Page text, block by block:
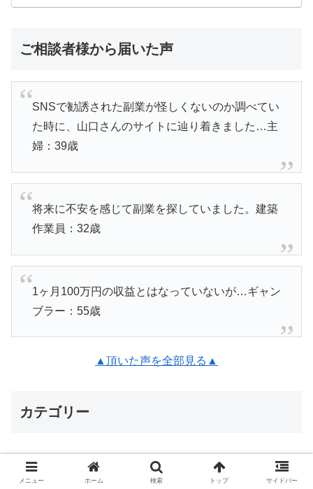
ご相談者様から届いた声
SNSで勧誘された副業が怪しくないのか調べてい
た時に、山口さんのサイトに辿り着きました…主
婦：39歳
将来に不安を感じて副業を探していました。建築
作業員：32歳
1ヶ月100万円の収益とはなっていないが…ギャン
ブラー：55歳
▲頂いた声を全部見る▲
カテゴリー
FX
メニュー ホーム 検索 トップ サイドバー